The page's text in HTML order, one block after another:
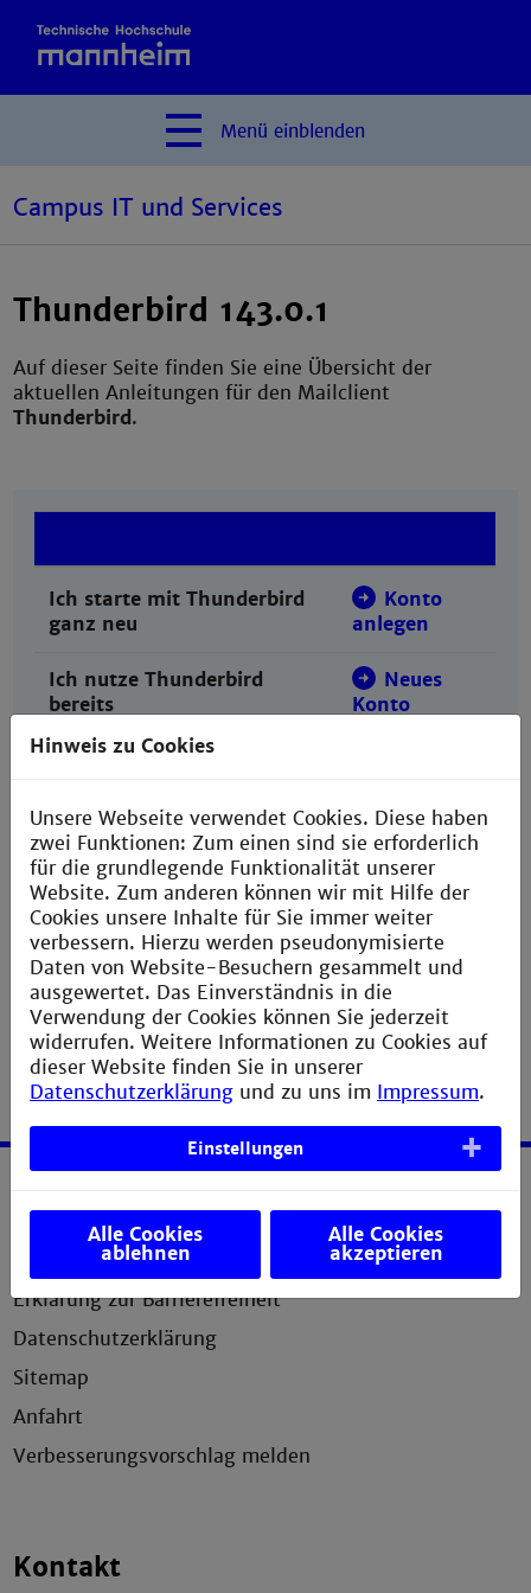
Menü einblenden
Campus IT und Services
Thunderbird 143.0.1
Auf dieser Seite finden Sie eine Übersicht der
aktuellen Anleitungen für den Mailclient
Thunderbird.
Ich starte mit Thunderbird
ganz neu
Konto
anlegen
Ich nutze Thunderbird
bereits
Neues
Konto
hinzufügen
hinzufügen
Umstellung eines Kontos in
Thunderbird von „hs“ auf
„th“
Konto auf
„th“
umstellen
Service
Impressum
Erklärung zur Barrierefreiheit
Datenschutzerklärung
Sitemap
Anfahrt
Verbesserungsvorschlag melden
Kontakt
Hinweis zu Cookies
Unsere Webseite verwendet Cookies. Diese haben
zwei Funktionen: Zum einen sind sie erforderlich
für die grundlegende Funktionalität unserer
Website. Zum anderen können wir mit Hilfe der
Cookies unsere Inhalte für Sie immer weiter
verbessern. Hierzu werden pseudonymisierte
Daten von Website-Besuchern gesammelt und
ausgewertet. Das Einverständnis in die
Verwendung der Cookies können Sie jederzeit
widerrufen. Weitere Informationen zu Cookies auf
dieser Website finden Sie in unserer
Datenschutzerklärung und zu uns im Impressum.
Einstellungen
Alle Cookies
ablehnen
Alle Cookies
akzeptieren